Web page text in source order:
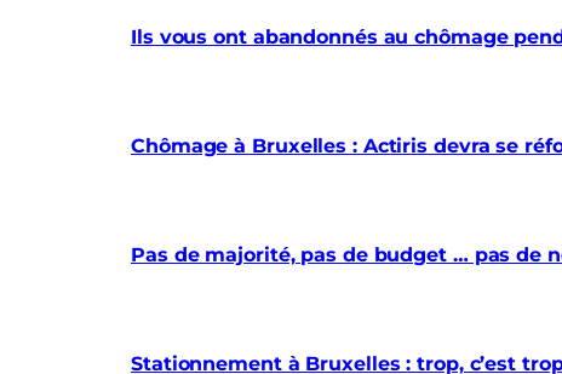
Ils vous ont abandonnés au chômage
Chômage à Bruxelles : Actiris devra se
Pas de majorité, pas de budget … pas de
Stationnement à Bruxelles : trop, c’est